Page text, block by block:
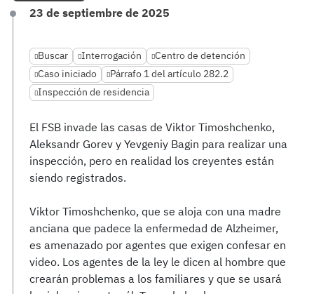
23 de septiembre de 2025
Buscar Interrogación
Centro de detención
Caso iniciado
Párrafo 1 del artículo 282.2
Inspección de residencia
El FSB invade las casas de Viktor Timoshchenko,
Aleksandr Gorev y Yevgeniy Bagin para realizar una
inspección, pero en realidad los creyentes están
siendo registrados.
Viktor Timoshchenko, que se aloja con una madre
anciana que padece la enfermedad de Alzheimer,
es amenazado por agentes que exigen confesar en
video. Los agentes de la ley le dicen al hombre que
crearán problemas a los familiares y que se usará